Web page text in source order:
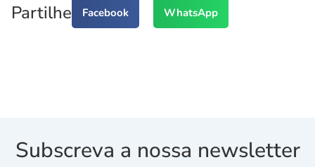
Partilhe Facebook WhatsApp
Subscreva a nossa newsletter